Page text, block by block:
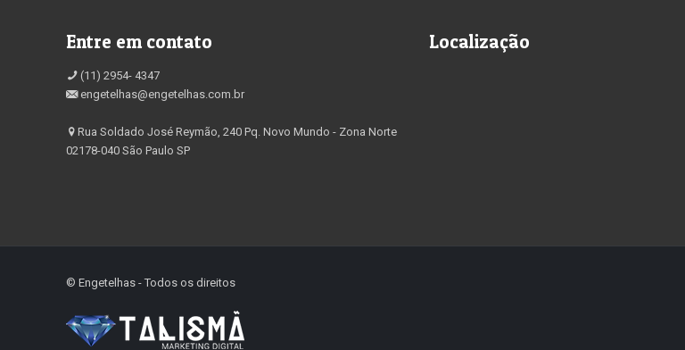
Entre em contato
(11) 2954- 4347
engetelhas@engetelhas.com.br
Rua Soldado José Reymão, 240 Pq. Novo Mundo - Zona Norte
02178-040 São Paulo SP
Localização
©️ Engetelhas - Todos os direitos